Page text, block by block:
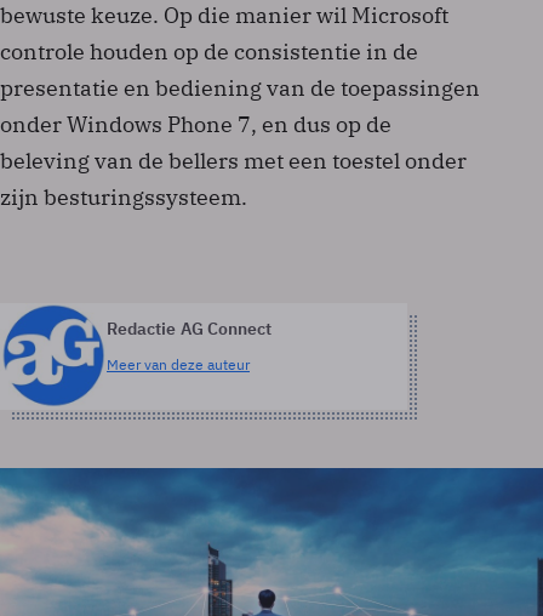
bewuste keuze. Op die manier wil Microsoft
controle houden op de consistentie in de
presentatie en bediening van de toepassingen
onder Windows Phone 7, en dus op de
beleving van de bellers met een toestel onder
zijn besturingssysteem.
Redactie AG Connect
Meer van deze auteur